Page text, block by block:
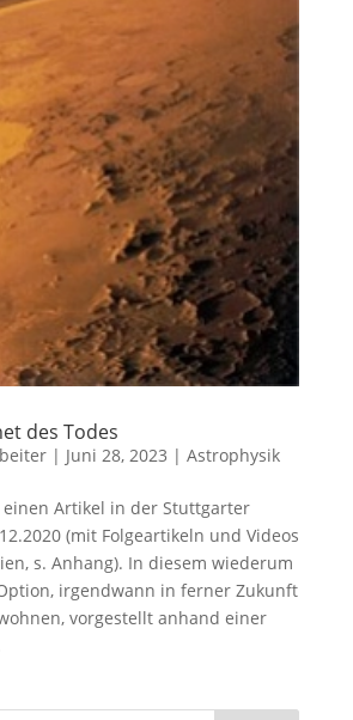
des Todes
| Juni 28, 2023 | Astrophysik
einen Artikel in der Stuttgarter
(mit Folgeartikeln und Videos
s. Anhang). In diesem wiederum
irgendwann in ferner Zukunft
vorgestellt anhand einer